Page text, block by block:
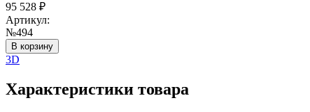
95 528 ₽
Артикул:
№494
В корзину
3D
Характеристики товара